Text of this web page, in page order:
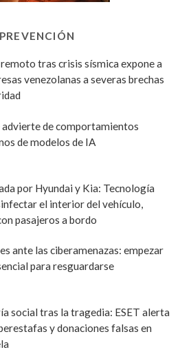
PREVENCIÓN
tras crisis sísmica expone a
venezolanas a severas brechas
de comportamientos
de modelos de IA
por Hyundai y Kia: Tecnología
el interior del vehículo,
pasajeros a bordo
ante las ciberamenazas: empezar
para resguardarse
social tras la tragedia: ESET alerta
y donaciones falsas en